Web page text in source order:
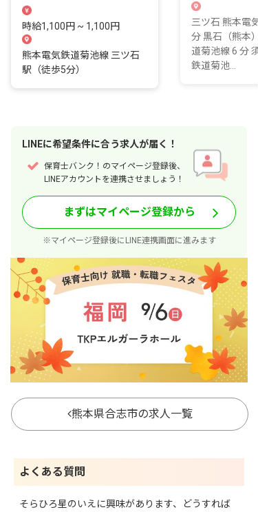
心、ここで輝かせよう！
時給1,100円 ~ 1,100円
熊本電気鉄道菊池線 三ツ石
駅（徒歩5分）
三ツ石 熊本電
分 黒石（熊本
道菊池線 6 分
鉄道菊池...
LINEに希望条件に合う求人が届く！
保育士バンク！のマイページ登録後、
LINEアカウントを連携させましょう！
まずはマイページ登録から
※マイページ登録後にLINE連携画面に進みます
熊本県合志市の求人一覧
よくある質問
そらひろ星のいえに興味があります、どうすれば